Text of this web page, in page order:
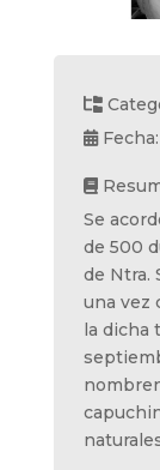
Se
de 500
de Ntra.
una vez
la dicha